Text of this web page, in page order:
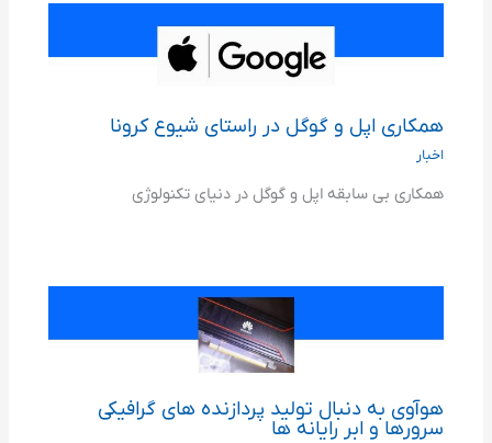
همکاری اپل و گوگل در راستای شیوع کرونا
اخبار
همکاری بی سابقه اپل و گوگل در دنیای تکنولوژی
هوآوی به دنبال تولید پردازنده های گرافیکی
سرورها و ابر رایانه ها